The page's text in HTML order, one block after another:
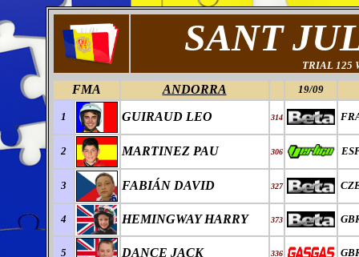
SANT
TRIAL 125
FMA ANDORRA 19/09
1 GUIRAUD LEO 314
2 MARTINEZ PAU 306
3 FABIÁN DAVID 327
4 HEMINGWAY HARRY 373
5 DANCE JACK 336